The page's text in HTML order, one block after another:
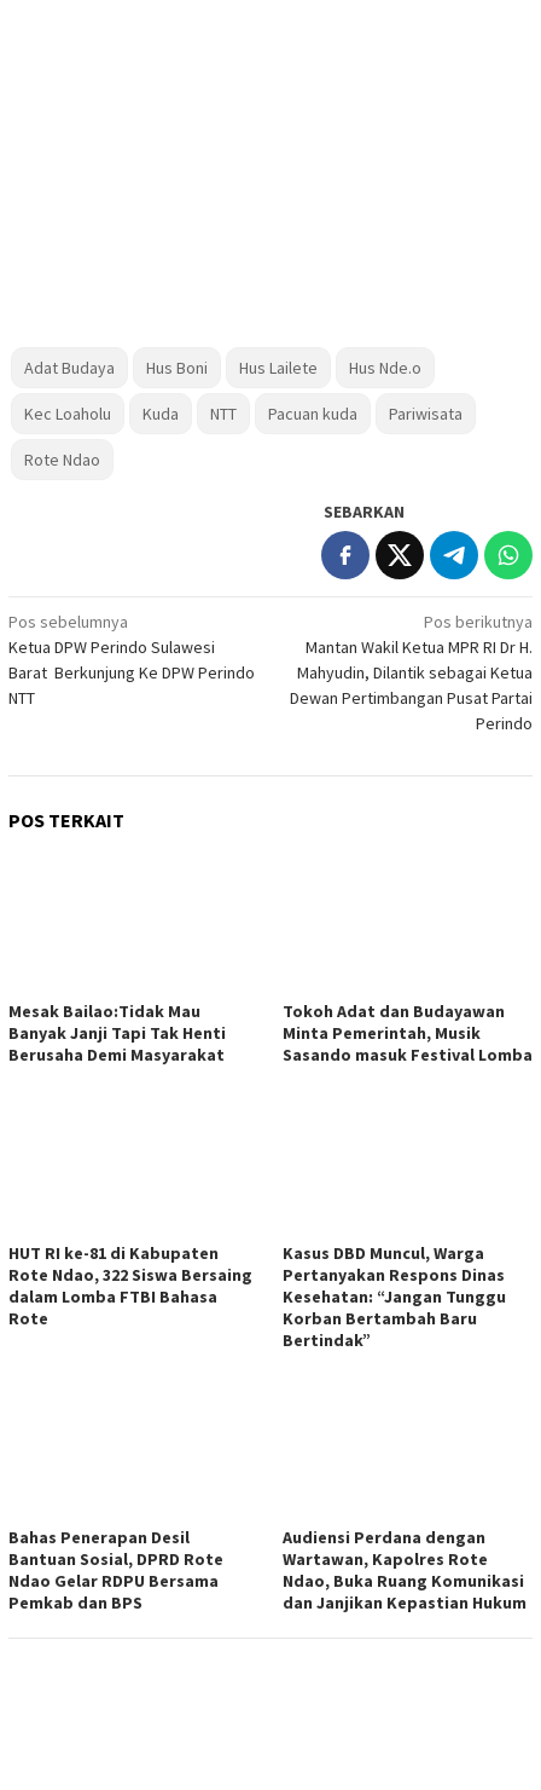
Adat Budaya Hus Boni Hus Lailete Hus Nde.o
Kec Loaholu Kuda NTT Pacuan kuda Pariwisata
Rote Ndao
SEBARKAN
Navigasi
pos
Pos sebelumnya
Ketua DPW Perindo Sulawesi
Barat Berkunjung Ke DPW Perindo
NTT
Pos berikutnya
Mantan Wakil Ketua MPR RI Dr H.
Mahyudin, Dilantik sebagai Ketua
Dewan Pertimbangan Pusat Partai
Perindo
POS TERKAIT
Mesak Bailao:Tidak Mau
Banyak Janji Tapi Tak Henti
Berusaha Demi Masyarakat
Tokoh Adat dan Budayawan
Minta Pemerintah, Musik
Sasando masuk Festival Lomba
HUT RI ke-81 di Kabupaten
Rote Ndao, 322 Siswa Bersaing
dalam Lomba FTBI Bahasa
Rote
Kasus DBD Muncul, Warga
Pertanyakan Respons Dinas
Kesehatan: “Jangan Tunggu
Korban Bertambah Baru
Bertindak”
Bahas Penerapan Desil
Bantuan Sosial, DPRD Rote
Ndao Gelar RDPU Bersama
Pemkab dan BPS
Audiensi Perdana dengan
Wartawan, Kapolres Rote
Ndao, Buka Ruang Komunikasi
dan Janjikan Kepastian Hukum